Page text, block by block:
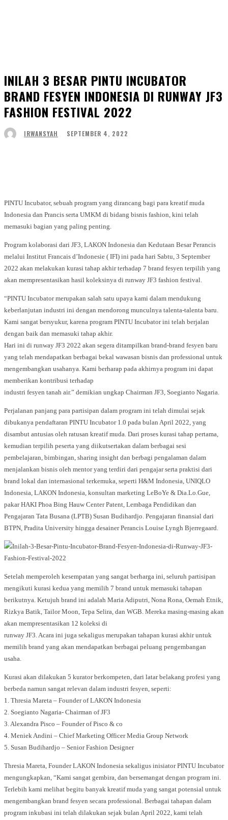
INILAH 3 BESAR PINTU INCUBATOR
BRAND FESYEN INDONESIA DI RUNWAY JF3
FASHION FESTIVAL 2022
IRWANSYAH SEPTEMBER 4, 2022
PINTU Incubator, sebuah program yang dirancang bagi para kreatif muda
Indonesia dan Prancis serta UMKM di bidang bisnis fashion, kini telah
memasuki bagian yang paling penting.
Program kolaborasi dari JF3, LAKON Indonesia dan Kedutaan Besar Perancis
melalui Institut Francais d’Indonesie ( IFI) ini pada hari Sabtu, 3 September
2022 akan melakukan kurasi tahap akhir terhadap 7 brand fesyen terpilih yang
akan mempresentasikan hasil koleksinya di runway JF3 fashion festival.
“PINTU Incubator merupakan salah satu upaya kami dalam mendukung
keberlanjutan industri ini dengan mendorong munculnya talenta-talenta baru.
Kami sangat bersyukur, karena program PINTU Incubator ini telah berjalan
dengan baik dan memasuki tahap akhir.
Hari ini di runway JF3 2022 akan segera ditampilkan brand-brand fesyen baru
yang telah mendapatkan berbagai bekal wawasan bisnis dan professional untuk
mengembangkan usahanya. Kami berharap pada akhirnya program ini dapat
memberikan kontribusi terhadap
industri fesyen tanah air.” demikian ungkap Chairman JF3, Soegianto Nagaria.
Perjalanan panjang para partisipan dalam program ini telah dimulai sejak
dibukanya pendaftaran PINTU Incubator 1.0 pada bulan April 2022, yang
disambut antusias oleh ratusan kreatif muda. Dari proses kurasi tahap pertama,
kemudian terpilih peserta yang diikutsertakan dalam berbagai sesi
pembelajaran, bimbingan, sharing insight dan berbagi pengalaman dalam
menjalankan bisnis oleh mentor yang terdiri dari pengajar serta praktisi dari
brand lokal dan internasional terkemuka, seperti H&M Indonesia, UNIQLO
Indonesia, LAKON Indonesia, konsultan marketing LeBoYe & Dia.Lo.Gue,
pakar HAKI Phoa Bing Hauw Center Patent, Lembaga Pendidikan dan
Pengajaran Tata Busana (LPTB) Susan Budihardjo. Pengajaran finansial dari
BTPN, Pradita University hingga desainer Perancis Louise Lyngh Bjerregaard.
Setelah memperoleh kesempatan yang sangat berharga ini, seluruh partisipan
mengikuti kurasi kedua yang memilih 7 brand untuk memasuki tahapan
berikutnya. Ketujuh brand ini adalah Maria Adiputri, Nona Rona, Oemah Etnik,
Rizkya Batik, Tailor Moon, Tepa Selira, dan WGB. Mereka masing-masing akan
akan mempresentasikan 12 koleksi di
runway JF3. Acara ini juga sekaligus merupakan tahapan kurasi akhir untuk
memilih brand yang akan mendapatkan berbagai peluang pengembangan
usaha.
Kurasi akan dilakukan 5 kurator berkompeten, dari latar belakang profesi yang
berbeda namun sangat relevan dalam industri fesyen, seperti:
1. Thresia Mareta – Founder of LAKON Indonesia
2. Soegianto Nagaria- Chairman of JF3
3. Alexandra Pisco – Founder of Pisco & co
4. Meniek Andini – Chief Marketing Officer Media Group Network
5. Susan Budihardjo – Senior Fashion Designer
Thresia Mareta, Founder LAKON Indonesia sekaligus inisiator PINTU Incubator
mengungkapkan, “Kami sangat gembira, dan bersemangat dengan program ini.
Terlebih kami melihat begitu banyak kreatif muda yang sangat potensial untuk
mengembangkan brand fesyen secara professional. Berbagai tahapan dalam
program inkubasi ini telah dilakukan sejak bulan April 2022, kami telah